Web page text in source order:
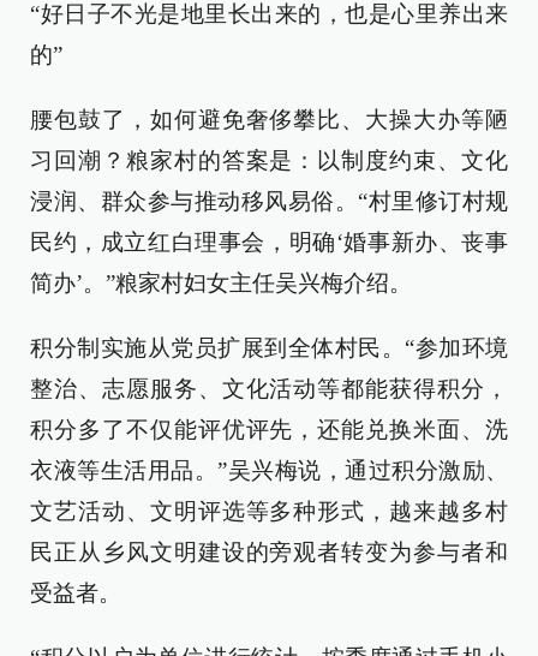
“好日子不光是地里长出来的，也是心里养出来
的”
腰包鼓了，如何避免奢侈攀比、大操大办等陋
习回潮？粮家村的答案是：以制度约束、文化
浸润、群众参与推动移风易俗。“村里修订村规
民约，成立红白理事会，明确‘婚事新办、丧事
简办’。”粮家村妇女主任吴兴梅介绍。
积分制实施从党员扩展到全体村民。“参加环境
整治、志愿服务、文化活动等都能获得积分，
积分多了不仅能评优评先，还能兑换米面、洗
衣液等生活用品。”吴兴梅说，通过积分激励、
文艺活动、文明评选等多种形式，越来越多村
民正从乡风文明建设的旁观者转变为参与者和
受益者。